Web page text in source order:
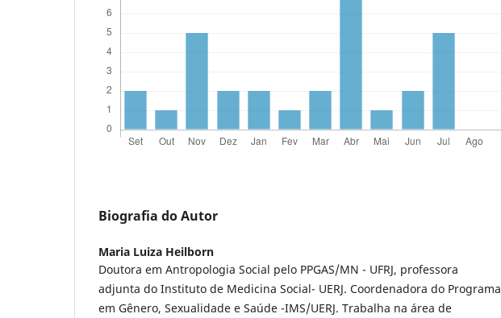
Biografia do Autor
Maria Luiza Heilborn
Doutora em Antropologia Social pelo PPGAS/MN - UFRJ, professora
adjunta do Instituto de Medicina Social- UERJ. Coordenadora do Programa
em Gênero, Sexualidade e Saúde -IMS/UERJ. Trabalha na área de